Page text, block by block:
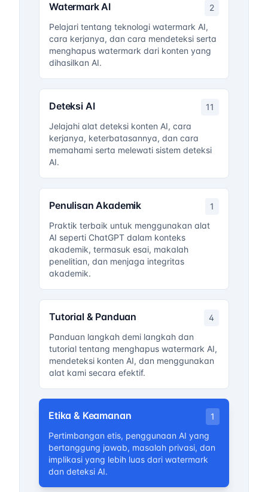
Watermark AI
2
Pelajari tentang teknologi watermark AI,
cara kerjanya, dan cara mendeteksi serta
menghapus watermark dari konten yang
dihasilkan AI.
Deteksi AI
11
Jelajahi alat deteksi konten AI, cara
kerjanya, keterbatasannya, dan cara
memahami serta melewati sistem deteksi
AI.
Penulisan Akademik
1
Praktik terbaik untuk menggunakan alat
AI seperti ChatGPT dalam konteks
akademik, termasuk esai, makalah
penelitian, dan menjaga integritas
akademik.
Tutorial & Panduan
4
Panduan langkah demi langkah dan
tutorial tentang menghapus watermark AI,
mendeteksi konten AI, dan menggunakan
alat kami secara efektif.
Etika & Keamanan
1
Pertimbangan etis, penggunaan AI yang
bertanggung jawab, masalah privasi, dan
implikasi yang lebih luas dari watermark
dan deteksi AI.